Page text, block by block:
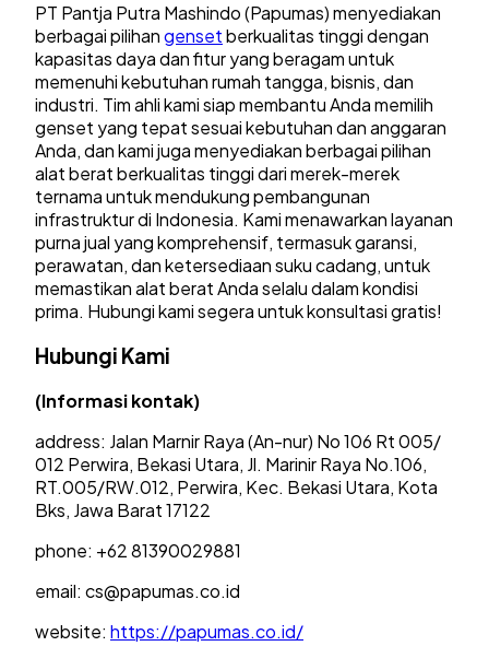
PT Pantja Putra Mashindo (Papumas) menyediakan
berbagai pilihangensetberkualitas tinggi dengan
kapasitas daya dan fitur yang beragam untuk
memenuhi kebutuhan rumah tangga, bisnis, dan
industri. Tim ahli kami siap membantu Anda memilih
genset yang tepat sesuai kebutuhan dan anggaran
Anda, dan kami juga menyediakan berbagai pilihan
alat berat berkualitas tinggi dari merek-merek
ternama untuk mendukung pembangunan
infrastruktur di Indonesia. Kami menawarkan layanan
purna jual yang komprehensif, termasuk garansi,
perawatan, dan ketersediaan suku cadang, untuk
memastikan alat berat Anda selalu dalam kondisi
prima. Hubungi kami segera untuk konsultasi gratis!
Hubungi Kami
(Informasi kontak)
address: Jalan Marnir Raya (An-nur) No 106 Rt 005/
012 Perwira, Bekasi Utara, Jl. Marinir Raya No.106,
RT.005/RW.012, Perwira, Kec. Bekasi Utara, Kota
Bks, Jawa Barat 17122
phone: +62 81390029881
email: cs@papumas.co.id
website: https://papumas.co.id/